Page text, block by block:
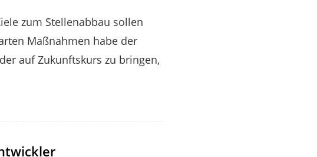
zum Stellenabbau sollen
Maßnahmen habe der
auf Zukunftskurs zu bringen,